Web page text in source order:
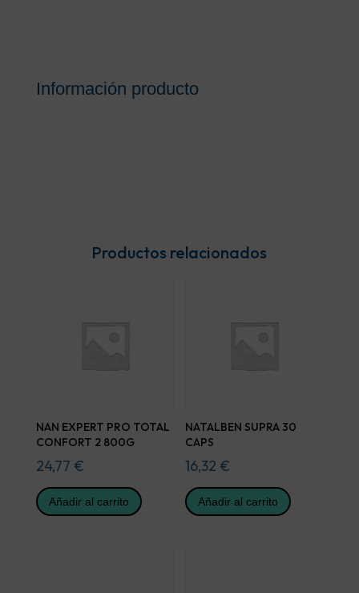
Información producto
Productos relacionados
NAN EXPERT PRO TOTAL
CONFORT 2 800G
24,77 €
Añadir al carrito
NATALBEN SUPRA 30
CAPS
16,32 €
Añadir al carrito